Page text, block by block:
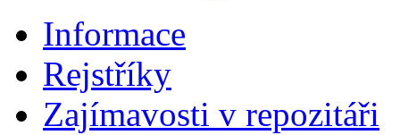
Informace
Rejstříky
Zajímavosti v repozitáři